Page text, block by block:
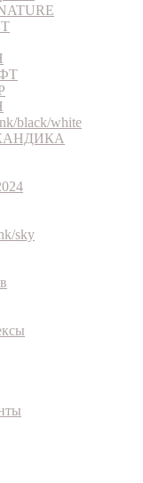
black/white
sky